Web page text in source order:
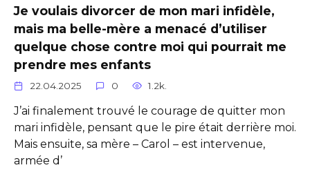
Je voulais divorcer de mon mari infidèle,
mais ma belle-mère a menacé d’utiliser
quelque chose contre moi qui pourrait me
prendre mes enfants
22.04.2025 0 1.2k.
J’ai finalement trouvé le courage de quitter mon
mari infidèle, pensant que le pire était derrière moi.
Mais ensuite, sa mère – Carol – est intervenue,
armée d’